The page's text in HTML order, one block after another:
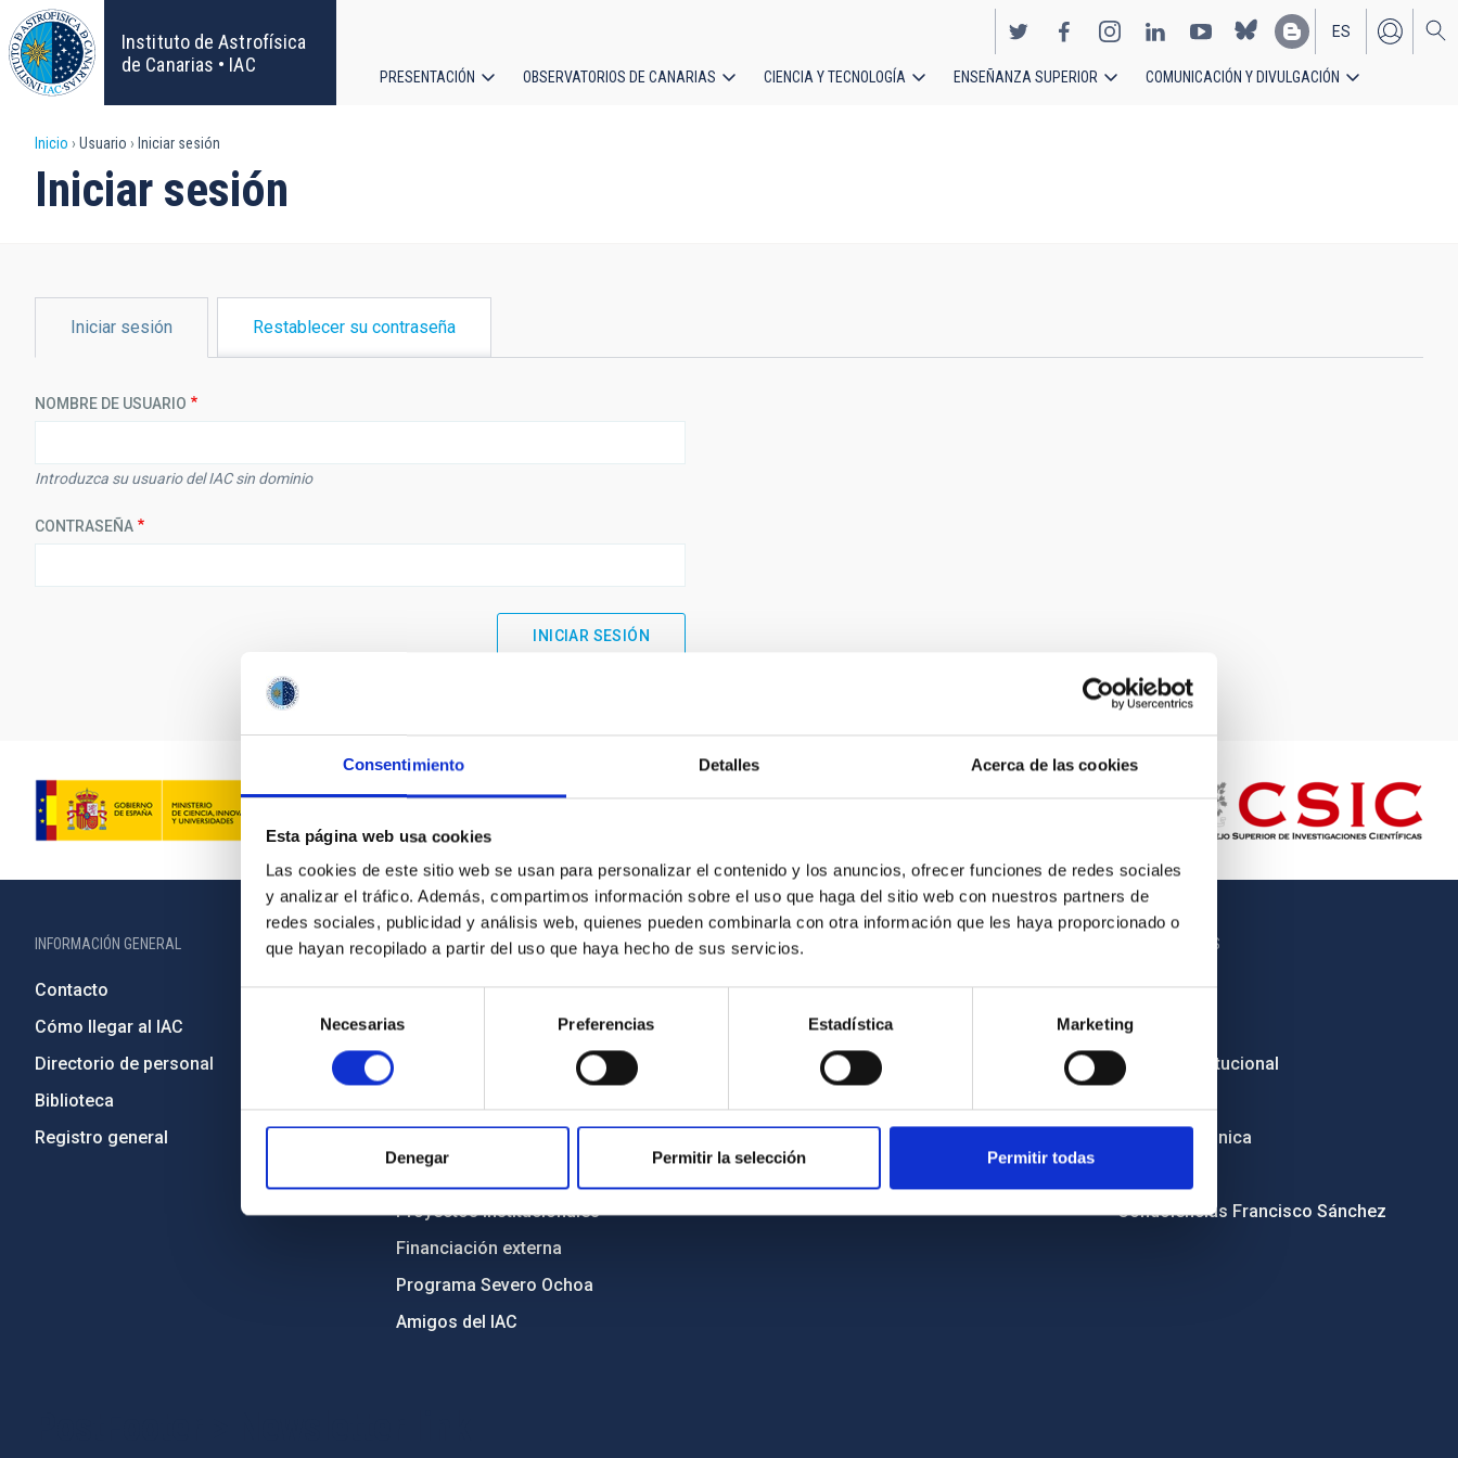
Consentimiento Detalles Acerca de las cookies
Esta página web usa cookies
Las cookies de este sitio web se usan para personalizar el contenido y los anuncios, ofrecer funciones de redes sociales
y analizar el tráfico. Además, compartimos información sobre el uso que haga del sitio web con nuestros partners de
redes sociales, publicidad y análisis web, quienes pueden combinarla con otra información que les haya proporcionado o
que hayan recopilado a partir del uso que haya hecho de sus servicios.
consentimiento
Necesarias Preferencias Estadística Marketing
Denegar Permitir la selección Permitir todas
Pasar
al
contenido
principal
Instituto de Astrofísica
de Canarias • IAC
EN
ES
PRESENTACIÓN OBSERVATORIOS DE CANARIAS CIENCIA Y TECNOLOGÍA ENSEÑANZA SUPERIOR COMUNICACIÓN Y DIVULGACIÓN
Sobrescribir
enlaces
ayuda
a
la
Inicio Usuario Iniciar sesión
Iniciar sesión
PRINCIPALES
Iniciar sesión Restablecer su contraseña
NOMBRE DE USUARIO
Introduzca su usuario del IAC sin dominio
CONTRASEÑA
INFORMACIÓN GENERAL
Contacto
Cómo llegar al IAC
Directorio de personal
Biblioteca
Registro general
INFORMACIÓN INSTITUCIONAL
Legislación
Transparencia
Código ético y política antifraude
Medio Ambiente y Sostenibilidad
Proyectos institucionales
Financiación externa
Programa Severo Ochoa
Amigos del IAC
PORTAL DEL IAC
Mapa web
Políticas de privacidad
Aviso legal
OTROS ENLACES
Empleo
Licitaciones
Imagen institucional
Sede electrónica
Condolencias Francisco Sánchez